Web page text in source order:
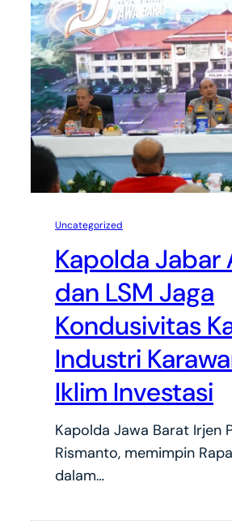
Uncategorized
Kapolda Jabar
dan LSM Jaga
Kondusivitas
Industri
Iklim Investasi
Kapolda Jawa Barat Irjen
Rismanto, memimpin
dalam…